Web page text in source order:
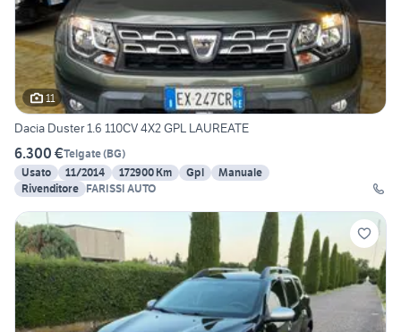
11
Dacia Duster 1.6 110CV 4X2 GPL LAUREATE
6.300 €Telgate(BG)
Usato
11/2014 172900 Km Gpl
Manuale
Rivenditore FARISSI AUTO